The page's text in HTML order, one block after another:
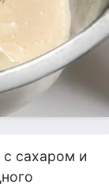
сахаром и